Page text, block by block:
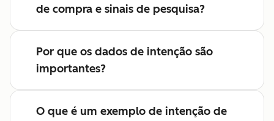
de compra e sinais de pesquisa?
Por que os dados de intenção são
importantes?
O que é um exemplo de intenção de